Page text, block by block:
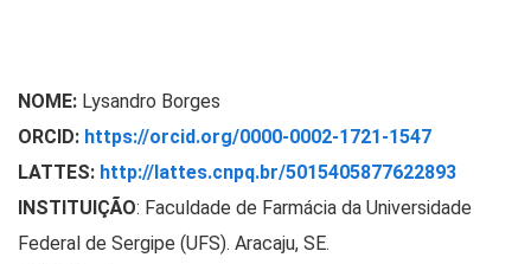
NOME: Lysandro Borges
ORCID: https://orcid.org/0000-0002-1721-1547
LATTES: http://lattes.cnpq.br/5015405877622893
INSTITUIÇÃO: Faculdade de Farmácia da Universidade
Federal de Sergipe (UFS). Aracaju, SE.